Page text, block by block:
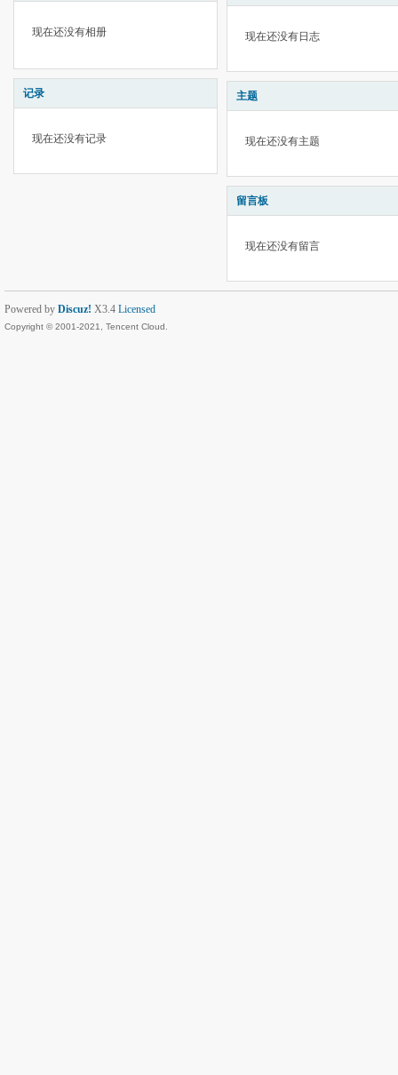
现在还没有相册
记录
现在还没有记录
现在还没有日志
主题
现在还没有主题
留言板
现在还没有留言
Powered by Discuz! X3.4 Licensed
Copyright © 2001-2021, Tencent Cloud.